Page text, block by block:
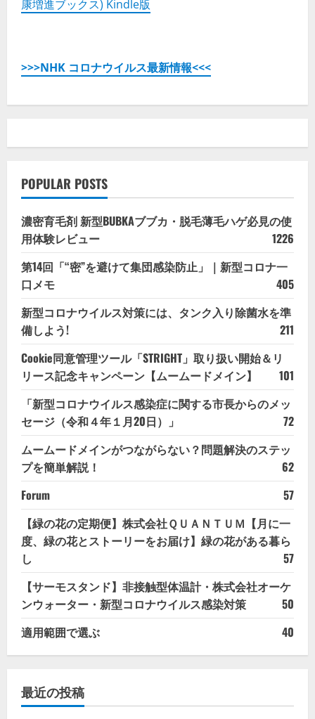
康増進ブックス) Kindle版
>>>NHK コロナウイルス最新情報<<<
POPULAR POSTS
濃密育毛剤 新型BUBKAブブカ・脱毛薄毛ハゲ必見の使
用体験レビュー
1226
第14回「“密”を避けて集団感染防止」｜新型コロナ一
口メモ
405
新型コロナウイルス対策には、タンク入り除菌水を準
備しよう!
211
Cookie同意管理ツール「STRIGHT」取り扱い開始＆リ
リース記念キャンペーン【ムームードメイン】
101
「新型コロナウイルス感染症に関する市長からのメッ
セージ（令和４年１月20日）」
72
ムームードメインがつながらない？問題解決のステッ
プを簡単解説！
62
Forum
57
【緑の花の定期便】株式会社ＱＵＡＮＴＵＭ【月に一
度、緑の花とストーリーをお届け】緑の花がある暮ら
し
57
【サーモスタンド】非接触型体温計・株式会社オーケ
ンウォーター・新型コロナウイルス感染対策
50
適用範囲で選ぶ
40
最近の投稿